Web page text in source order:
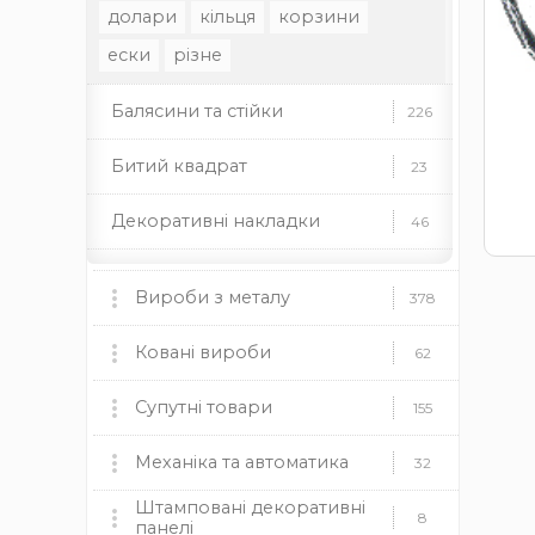
долари кільця
корзини
ески
різне
Балясини та стійки 226
Битий квадрат 23
Декоративні накладки 46
Декоративні стійки 37
Декоративні труби 35
Декоративні елементи 46
Профільні труби 22
Заклепки 13
Вироби з металу 378
Мангали, пічки та аксесуари 60
мангали пічки
Камінні топки BOKAR
Ковані вироби 62
Ковані ворота 9
Ковані огорожі 12
Ковані навіси 8
Супутні товари 155
Пластикові заглушки 37
круглі прямокутні квадратні
Механіка та автоматика 32
Механіка 19
Штамповані декоративні
панелі
8